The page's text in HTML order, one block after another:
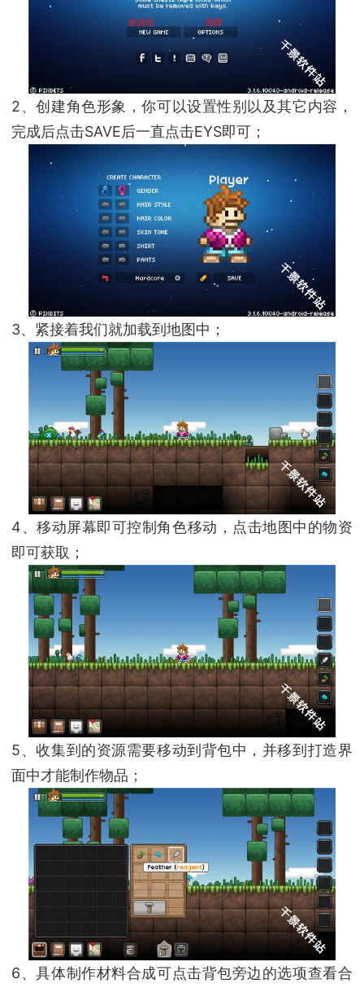
2、创建角色形象，你可以设置性别以及其它内容，
完成后点击SAVE后一直点击EYS即可；
3、紧接着我们就加载到地图中；
4、移动屏幕即可控制角色移动，点击地图中的物资
即可获取；
5、收集到的资源需要移动到背包中，并移到打造界
面中才能制作物品；
6、具体制作材料合成可点击背包旁边的选项查看合